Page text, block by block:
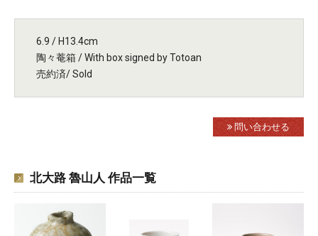
6.9 / H13.4cm
陶々菴箱 / With box signed by Totoan
売約済/ Sold
問い合わせる
北大路 魯山人 作品一覧